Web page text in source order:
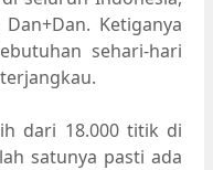
Ketiganya
sehari-hari
dari 18.000 titik di
satunya pasti ada